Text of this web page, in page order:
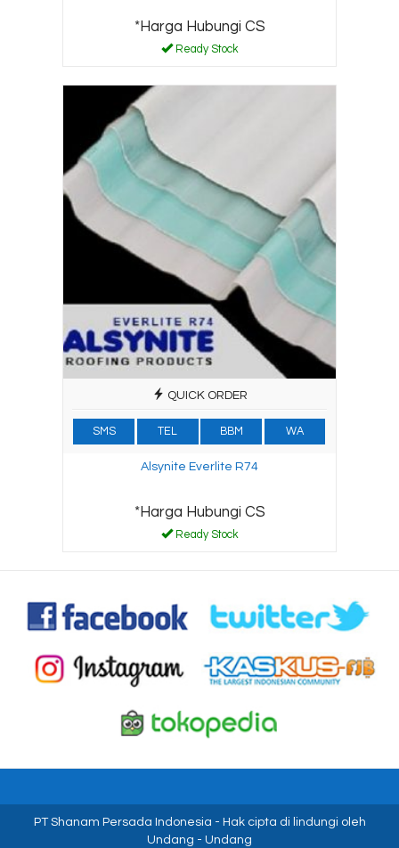
*Harga Hubungi CS
Ready Stock
QUICK ORDER
SMS TEL BBM WA
Alsynite Everlite R74
*Harga Hubungi CS
Ready Stock
PT Shanam Persada Indonesia - Hak cipta di lindungi oleh
Undang - Undang